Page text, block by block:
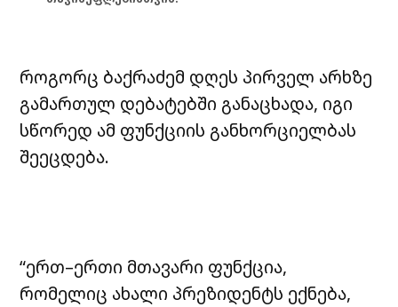
როგორც ბაქრაძემ დღეს პირველ არხზე
გამართულ დებატებში განაცხადა, იგი
სწორედ ამ ფუნქციის განხორციელბას
შეეცდება.
“ერთ–ერთი მთავარი ფუნქცია,
რომელიც ახალი პრეზიდენტს ექნება,